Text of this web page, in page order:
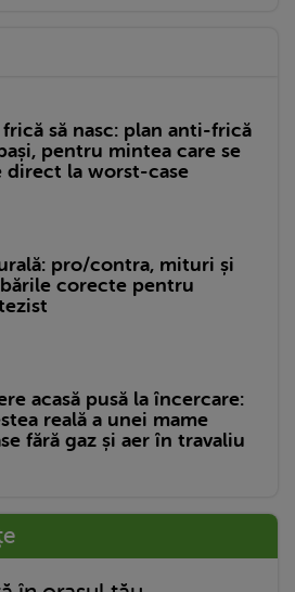
să nasc: plan anti-frică
pentru mintea care se
direct la worst-case
pro/contra, mituri și
corecte pentru
acasă pusă la încercare:
reală a unei mame
fără gaz și aer în travaliu